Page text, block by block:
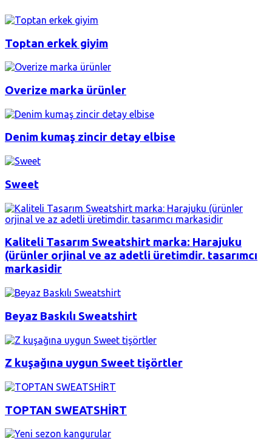
Toptan erkek giyim
Overize marka ürünler
Denim kumaş zincir detay elbise
Sweet
Kaliteli Tasarım Sweatshirt marka: Harajuku
(ürünler orjinal ve az adetli üretimdir. tasarımcı
markasidir
Beyaz Baskılı Sweatshirt
Z kuşağına uygun Sweet tişörtler
TOPTAN SWEATSHİRT